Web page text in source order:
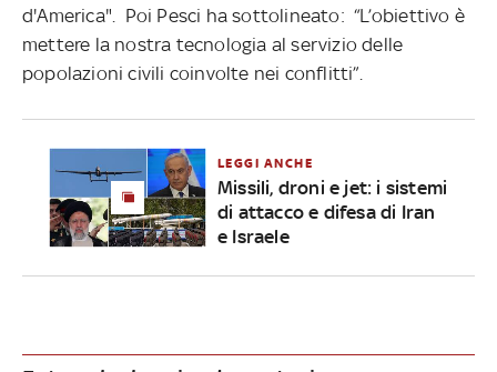
d'America". Poi Pesci ha sottolineato: “L’obiettivo è
mettere la nostra tecnologia al servizio delle
popolazioni civili coinvolte nei conflitti”.
LEGGI ANCHE
Missili, droni e jet: i sistemi
di attacco e difesa di Iran
e Israele